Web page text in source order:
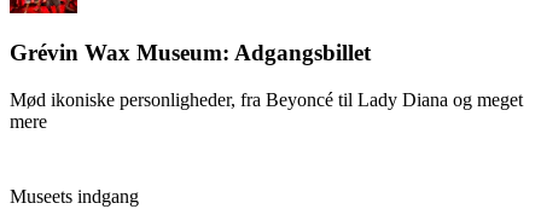
Grévin Wax Museum: Adgangsbillet
Mød ikoniske personligheder, fra Beyoncé til Lady Diana og meget
mere
Museets indgang